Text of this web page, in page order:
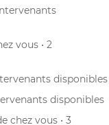
vous • 2
disponibles
disponibles
chez vous • 3